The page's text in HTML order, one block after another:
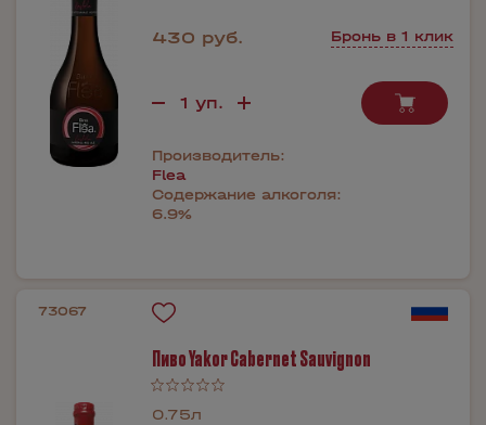
430 руб. Бронь в 1 клик
Производитель:
Flea
Содержание алкоголя:
6.9%
73067
Пиво Yakor Cabernet Sauvignon
0.75л